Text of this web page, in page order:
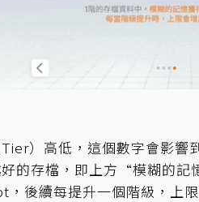
）高低，這個數字會影
的存檔，即上方“模糊的
後續每提升一個階級，上